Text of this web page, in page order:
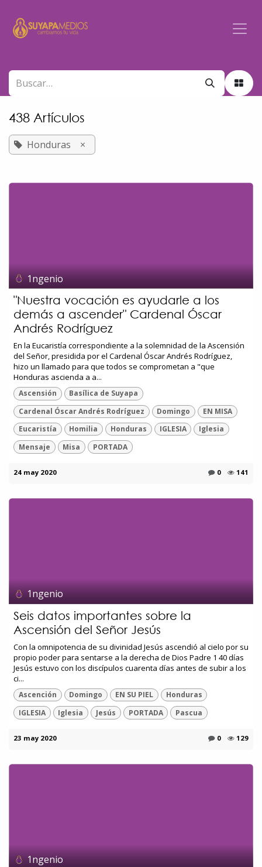
438 Artículos
Honduras ×
1ngenio
"Nuestra vocación es ayudarle a los
demás a ascender" Cardenal Óscar
Andrés Rodríguez
En la Eucaristía correspondiente a la solemnidad de la Ascensión
del Señor, presidida por el Cardenal Óscar Andrés Rodríguez,
hizo un llamado para que todos se comprometan a "que
Honduras ascienda a a...
Ascensión
Basílica de Suyapa
Cardenal Óscar Andrés Rodríguez
Domingo
EN MISA
Eucaristía
Homilia Honduras IGLESIA
Iglesia
Mensaje
Misa PORTADA
24 may 2020 0 141
1ngenio
Seis datos importantes sobre la
Ascensión del Señor Jesús
Con la omnipotencia de su divinidad Jesús ascendió al cielo por su
propio poder para sentarse a la derecha de Dios Padre 1 40 días
Jesús estuvo con los discípulos cuarenta días antes de subir a los
ci...
Ascención Domingo EN SU PIEL
Honduras
IGLESIA
Iglesia Jesús PORTADA Pascua
23 may 2020 0 129
1ngenio